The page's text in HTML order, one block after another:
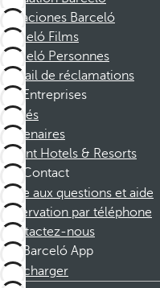
Vacaciones Barceló
Barceló Films
Barceló Personnes
Portail de réclamations
Entreprises
Affiliés
Partenaires
Dorint Hotels & Resorts
Contact
Foire aux questions et aide
Réservation par téléphone
Contactez-nous
Barceló App
Télécharger